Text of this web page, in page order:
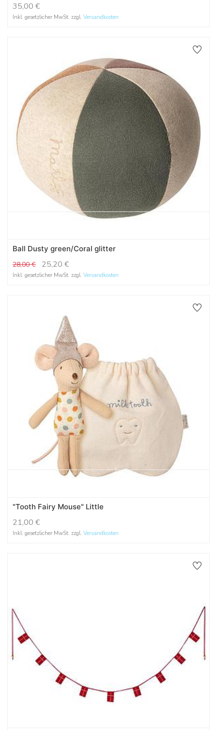
35,00 €
Inkl. gesetzlicher MwSt. zzgl. Versandkosten
Ball Dusty green/Coral glitter
28,00€ 25,20 €
Inkl. gesetzlicher MwSt. zzgl. Versandkosten
"Tooth Fairy Mouse" Little
21,00 €
Inkl. gesetzlicher MwSt. zzgl. Versandkosten